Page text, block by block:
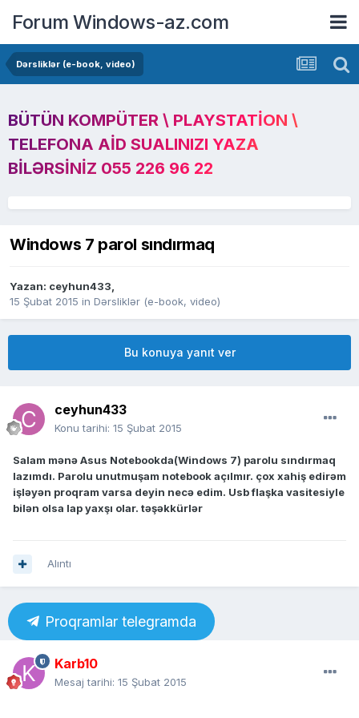
Forum Windows-az.com
Dərsliklər (e-book, video)
BÜTÜN KOMPÜTER \ PLAYSTATION \
TELEFONA AID SUALINIZI YAZA
BILƏRSINIZ 055 226 96 22
Windows 7 parol sındırmaq
Yazan: ceyhun433,
15 Şubat 2015 in Dərsliklər (e-book, video)
Bu konuya yanıt ver
ceyhun433
Konu tarihi: 15 Şubat 2015
Salam mənə Asus Notebookda(Windows 7) parolu sındırmaq
lazımdı. Parolu unutmuşam notebook açılmır. çox xahiş edirəm
işləyən proqram varsa deyin necə edim. Usb flaşka vasitesiyle
bilən olsa lap yaxşı olar. təşəkkürlər
Alıntı
Proqramlar telegramda
Karb10
Mesaj tarihi: 15 Şubat 2015